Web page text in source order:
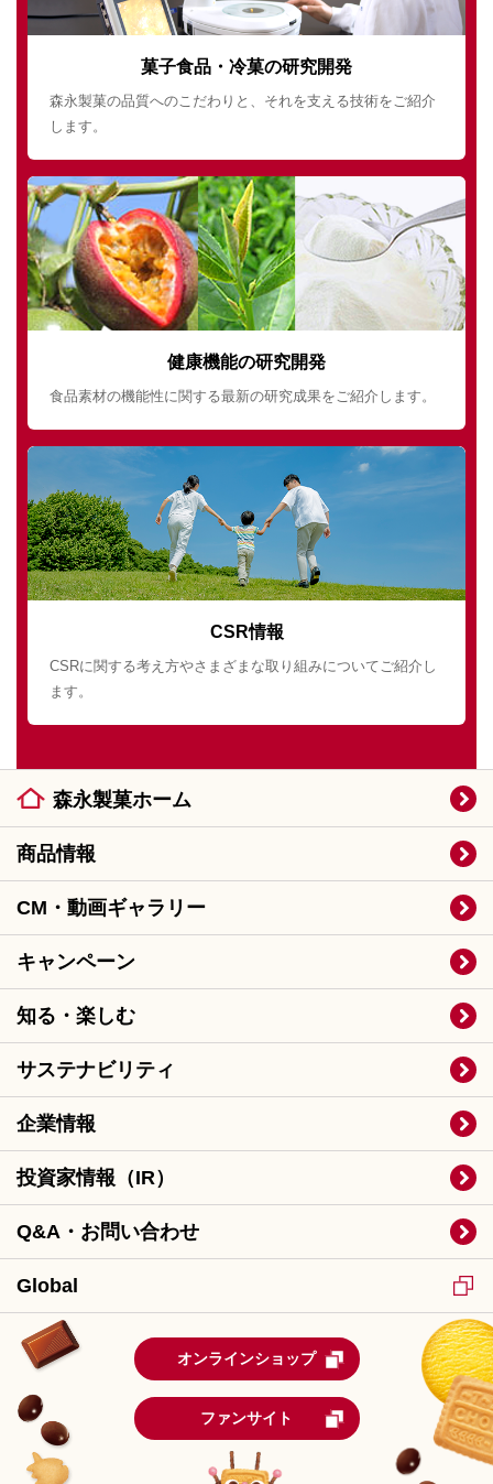
菓子食品・冷菓の研究開発
森永製菓の品質へのこだわりと、それを支える技術をご紹介
します。
健康機能の研究開発
食品素材の機能性に関する最新の研究成果をご紹介します。
CSR情報
CSRに関する考え方やさまざまな取り組みについてご紹介し
ます。
森永製菓ホーム
商品情報
CM・動画ギャラリー
キャンペーン
知る・楽しむ
サステナビリティ
企業情報
投資家情報（IR）
Q&A・お問い合わせ
Global
オンラインショップ
ファンサイト